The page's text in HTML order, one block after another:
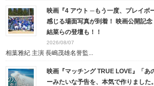
映画『4 アウト ─もう一度、プレイボ
感じる場面写真が到着！ 映画公開記
結菜らの登壇も！！
2026/08/07
相葉雅紀 主演 長嶋茂雄名誉監...
映画『マッチング TRUE LOVE』「あ
ーみたいな予告を、本気で作りました